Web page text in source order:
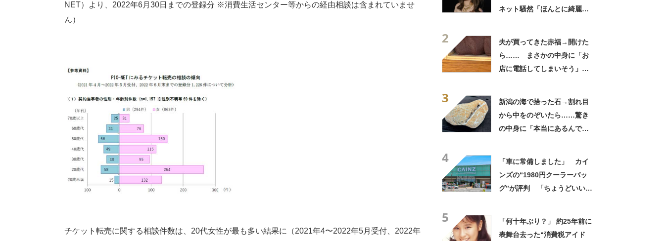
NET）より、2022年6月30日までの登録分 ※消費生活センター等からの経由相談は含まれていませ
ん）
チケット転売に関する相談件数は、20代女性が最も多い結果に（2021年4〜2022年5月受付、2022年
ネット騒然「ほんとに綺麗」
2
夫が買ってきた赤福→開けた
ら…… まさかの中身に「お
店に電話してしまいそう」
3
新潟の海で拾った石→割れ目
から中をのぞいたら……驚き
の中身に「本当にあるんです
4
「車に常備しました」 カイ
ンズの“1980円クーラーバッ
グ”が評判 「ちょうどいい大
5
「何十年ぶり？」 約25年前に
表舞台去った“消費税アイド